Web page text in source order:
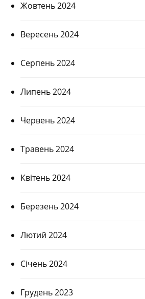
Жовтень 2024
Вересень 2024
Серпень 2024
Липень 2024
Червень 2024
Травень 2024
Квітень 2024
Березень 2024
Лютий 2024
Січень 2024
Грудень 2023